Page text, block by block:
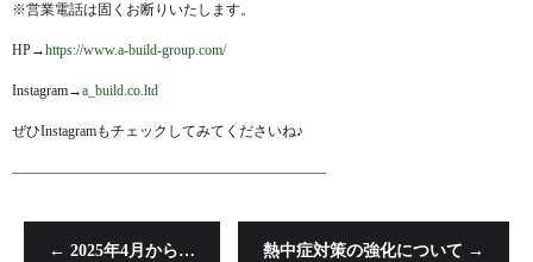
※営業電話は固くお断りいたします。
HP→https://www.a-build-group.com/
Instagram→a_build.co.ltd
ぜひInstagramもチェックしてみてくださいね♪
——————————————————————
← 2025年4月から… 熱中症対策の強化について →